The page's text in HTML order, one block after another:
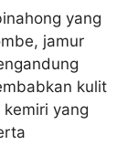
yang
jamur
kulit
yang